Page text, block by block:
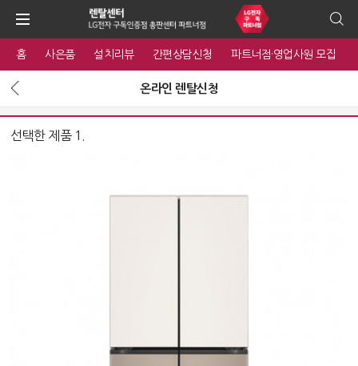
홈 사은품 설치리뷰 간편상담신청 파트너점·영업사원 모집
온라인 렌탈신청
선택한 제품 1.